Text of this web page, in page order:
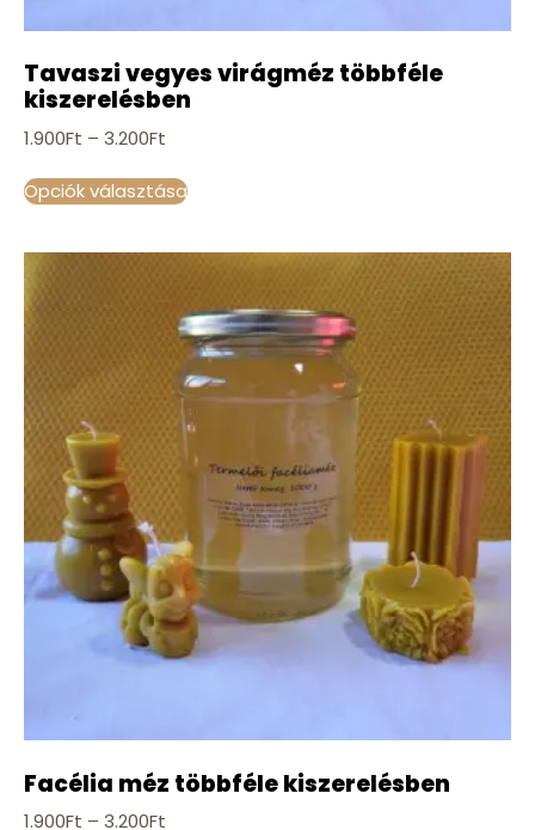
Tavaszi vegyes virágméz többféle
kiszerelésben
1.900Ft – 3.200Ft
Opciók választása
Facélia méz többféle kiszerelésben
1.900Ft – 3.200Ft